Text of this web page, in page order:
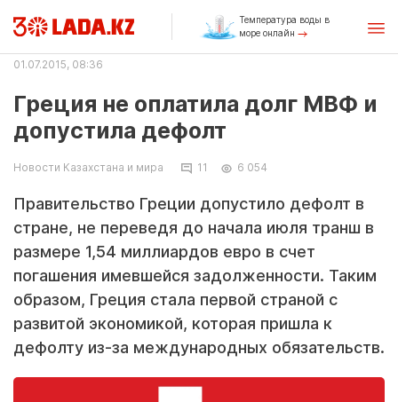
Температура воды в
море онлайн
01.07.2015, 08:36
Греция не оплатила долг МВФ и
допустила дефолт
Новости Казахстана и мира 11 6 054
Правительство Греции допустило дефолт в
стране, не переведя до начала июля транш в
размере 1,54 миллиардов евро в счет
погашения имевшейся задолженности. Таким
образом, Греция стала первой страной с
развитой экономикой, которая пришла к
дефолту из-за международных обязательств.